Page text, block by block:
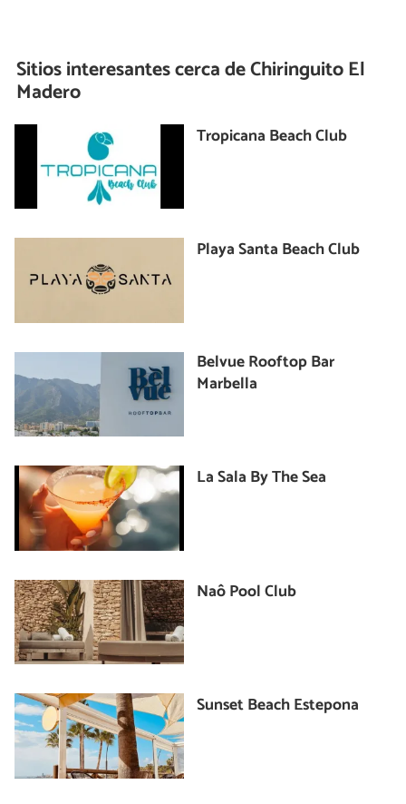
Sitios interesantes cerca deChiringuito El
Madero
Tropicana Beach Club
Playa Santa Beach Club
Belvue Rooftop Bar
Marbella
La Sala By The Sea
Naô Pool Club
Sunset Beach Estepona